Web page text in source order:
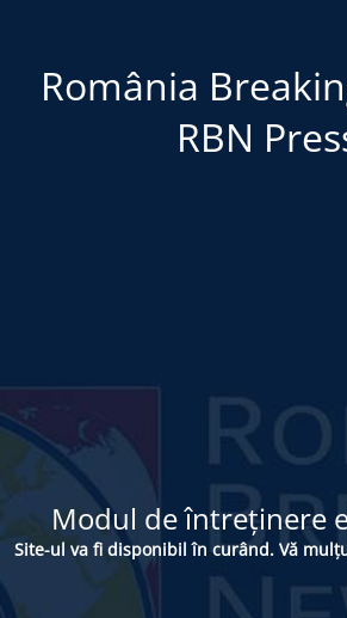
România
RBN
Modul de întreținere
Site-ul va fi disponibil în curând. Vă